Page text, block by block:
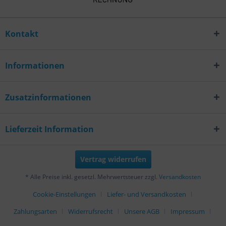
Kontakt
Informationen
Zusatzinformationen
Lieferzeit Information
Vertrag widerrufen
* Alle Preise inkl. gesetzl. Mehrwertsteuer zzgl. Versandkosten
Cookie-Einstellungen
Liefer- und Versandkosten
Zahlungsarten
Widerrufsrecht Unsere AGB
Impressum